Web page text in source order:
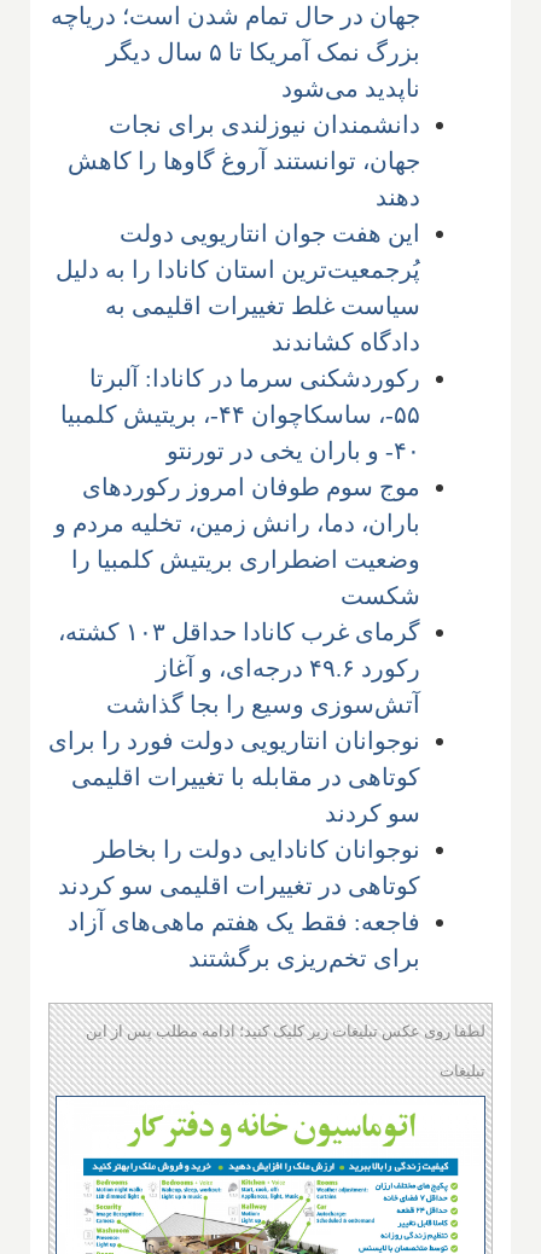
جهان در حال تمام شدن است؛ دریاچه
بزرگ نمک آمریکا تا ۵ سال دیگر
ناپدید می‌شود
دانشمندان نیوزلندی برای نجات
جهان، توانستند آروغ گاوها را کاهش
دهند
این هفت جوان انتاریویی دولت
پُرجمعیت‌ترین استان کانادا را به دلیل
سیاست غلط تغییرات اقلیمی به
دادگاه کشاندند
رکوردشکنی سرما در کانادا: آلبرتا
۵۵-، ساسکاچوان ۴۴-، بریتیش کلمبیا
۴۰- و باران یخی در تورنتو
موج سوم طوفان امروز رکوردهای
باران، دما، رانش زمین، تخلیه مردم و
وضعیت اضطراری بریتیش کلمبیا را
شکست
گرمای غرب کانادا حداقل ۱۰۳ کشته،
رکورد ۴۹.۶ درجه‌ای، و آغاز
آتش‌سوزی وسیع را بجا گذاشت
نوجوانان انتاریویی دولت فورد را برای
کوتاهی در مقابله با تغییرات اقلیمی
سو کردند
نوجوانان کانادایی دولت را بخاطر
کوتاهی در تغییرات اقلیمی سو کردند
فاجعه: فقط یک هفتم ماهی‌های آزاد
برای تخم‌ریزی برگشتند
لطفا روی عکس تبلیغات زیر کلیک کنید؛ ادامه مطلب پس از این
تبلیغات